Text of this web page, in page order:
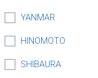
YANMAR
HINOMOTO
SHIBAURA